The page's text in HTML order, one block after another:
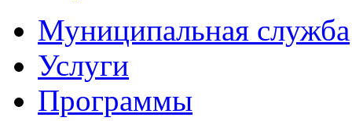
Муниципальная служба
Услуги
Программы